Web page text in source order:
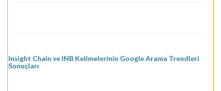
Insight Chain ve INB Kelimelerinin Google Arama Trendleri
Sonuçları